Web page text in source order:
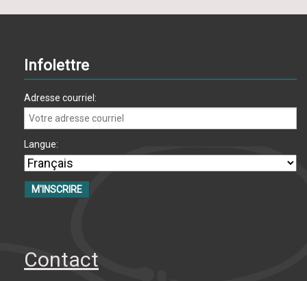
Infolettre
Adresse courriel:
Langue:
Contact